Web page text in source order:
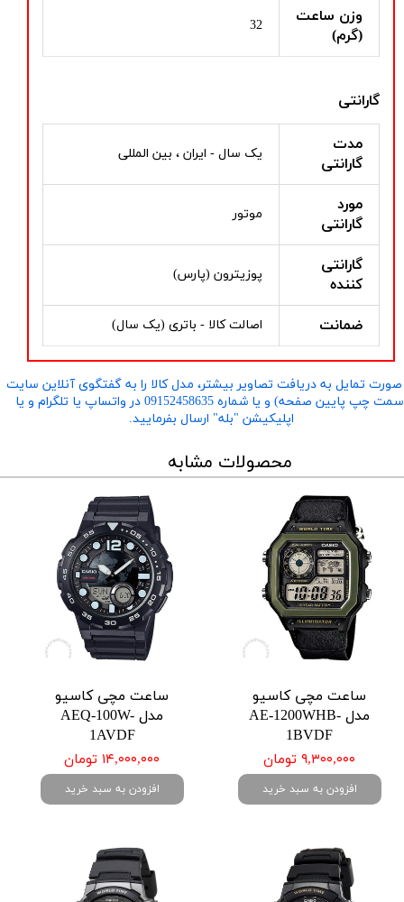
وزن ساعت
(گرم)
32
گارانتی
مدت
گارانتی
یک سال - ایران ، بین المللی
مورد
گارانتی
موتور
گارانتی
کننده
پوزیترون (پارس)
ضمانت اصالت کالا - باتری (یک سال)
تمایل به دریافت تصاویر بیشتر، مدل کالا را به گفتگوی آنلاین سایت
​​​​​​​(سمت چپ پایین صفحه) و یا شماره 09152458635 در واتساپ یا تلگرام و یا
اپلیکیشن "بله" ارسال بفرمایید.
محصولات مشابه
ساعت مچی کاسیو
مدل AE-1200WHB-
1BVDF
۹,۳۰۰,۰۰۰ تومان
افزودن به سبد خرید
ساعت مچی کاسیو
مدل AEQ-100W-
1AVDF
۱۴,۰۰۰,۰۰۰ تومان
افزودن به سبد خرید